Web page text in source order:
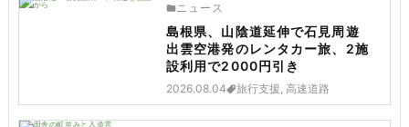
ニュース
島根県、山陰道延伸で石見周遊
出雲空港発のレンタカー旅、2施
設利用で2000円引き
2026.08.04 旅行支援, 高速道路